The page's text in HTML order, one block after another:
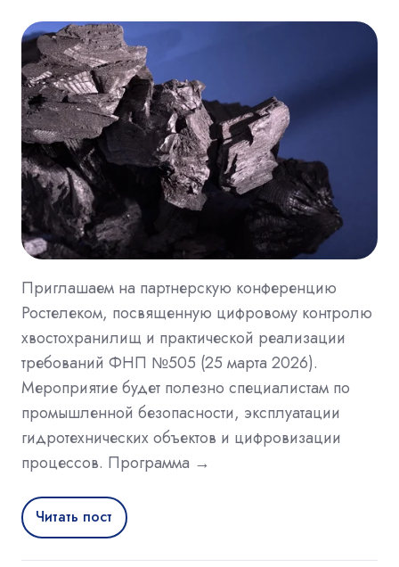
Приглашаем на партнерскую конференцию
Ростелеком, посвященную цифровому контролю
хвостохранилищ и практической реализации
требований ФНП №505 (25 марта 2026).
Мероприятие будет полезно специалистам по
промышленной безопасности, эксплуатации
гидротехнических объектов и цифровизации
процессов. Программа →
Читать пост